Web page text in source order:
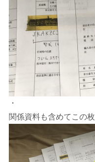
・
関係資料も含めてこの